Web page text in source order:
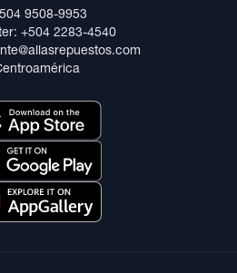
9508-9953
+504 2283-4540